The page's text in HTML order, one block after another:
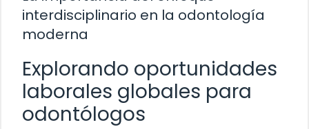
interdisciplinario en la odontología
moderna
Explorando oportunidades
laborales globales para
odontólogos